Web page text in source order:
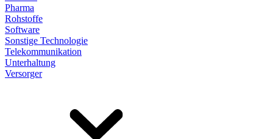
Pharma
Rohstoffe
Software
Sonstige Technologie
Telekommunikation
Unterhaltung
Versorger